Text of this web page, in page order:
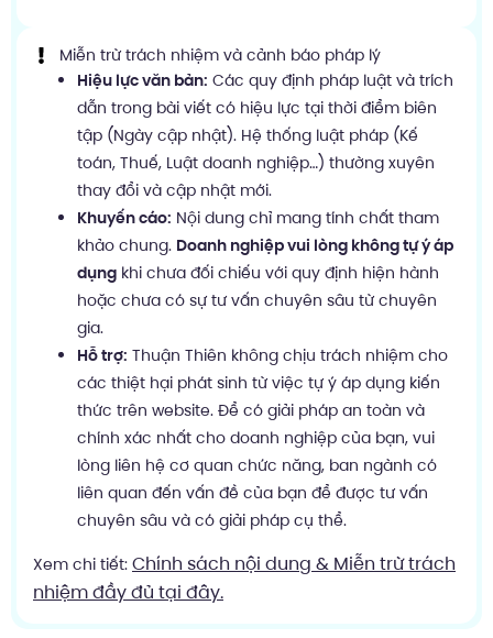
Miễn trừ trách nhiệm và cảnh báo pháp lý
Hiệu lực văn bản: Các quy định pháp luật và trích
dẫn trong bài viết có hiệu lực tại thời điểm biên
tập (Ngày cập nhật). Hệ thống luật pháp (Kế
toán, Thuế, Luật doanh nghiệp…) thường xuyên
thay đổi và cập nhật mới.
Khuyến cáo: Nội dung chỉ mang tính chất tham
khảo chung. Doanh nghiệp vui lòng không tự ý áp
dụng khi chưa đối chiếu với quy định hiện hành
hoặc chưa có sự tư vấn chuyên sâu từ chuyên
gia.
Hỗ trợ: Thuận Thiên không chịu trách nhiệm cho
các thiệt hại phát sinh từ việc tự ý áp dụng kiến
thức trên website. Để có giải pháp an toàn và
chính xác nhất cho doanh nghiệp của bạn, vui
lòng liên hệ cơ quan chức năng, ban ngành có
liên quan đến vấn đề của bạn để được tư vấn
chuyên sâu và có giải pháp cụ thể.
Xem chi tiết: Chính sách nội dung & Miễn trừ trách
nhiệm đầy đủ tại đây.